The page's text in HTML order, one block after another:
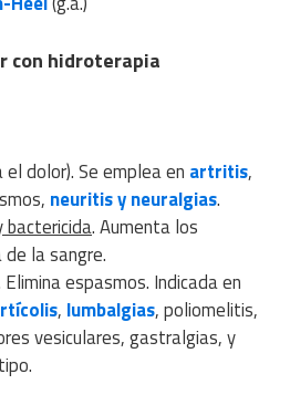
con hidroterapia
el dolor). Se emplea en artritis,
neuritis y neuralgias.
bactericida. Aumenta los
la sangre.
Elimina espasmos. Indicada en
, lumbalgias, poliomelitis,
vesiculares, gastralgias, y